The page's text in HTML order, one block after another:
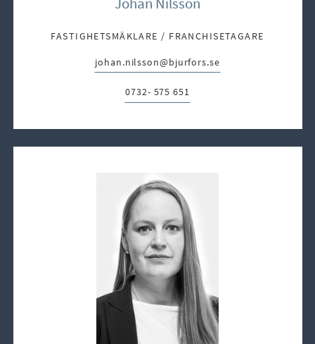
FASTIGHETSMÄKLARE / FRANCHISETAGARE
E-post:
johan.nilsson@bjurfors.se
Telefon:
0732- 575 651